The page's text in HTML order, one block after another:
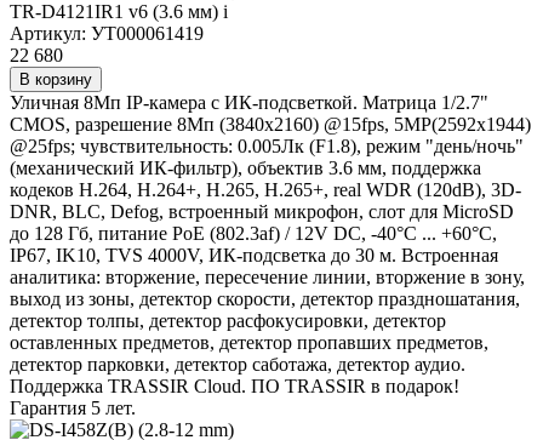
TR-D4121IR1 v6 (3.6 мм) i
Артикул: УТ000061419
22 680
В корзину
Уличная 8Мп IP-камера с ИК-подсветкой. Матрица 1/2.7"
CMOS, разрешение 8Мп (3840x2160) @15fps, 5MP(2592x1944)
@25fps; чувствительность: 0.005Лк (F1.8), режим "день/ночь"
(механический ИК-фильтр), объектив 3.6 мм, поддержка
кодеков H.264, H.264+, H.265, H.265+, real WDR (120dB), 3D-
DNR, BLC, Defog, встроенный микрофон, слот для MicroSD
до 128 Гб, питание PoE (802.3af) / 12V DC, -40°C ... +60°C,
IP67, IK10, TVS 4000V, ИК-подсветка до 30 м. Встроенная
аналитика: вторжение, пересечение линии, вторжение в зону,
выход из зоны, детектор скорости, детектор праздношатания,
детектор толпы, детектор расфокусировки, детектор
оставленных предметов, детектор пропавших предметов,
детектор парковки, детектор саботажа, детектор аудио.
Поддержка TRASSIR Cloud. ПО TRASSIR в подарок!
Гарантия 5 лет.